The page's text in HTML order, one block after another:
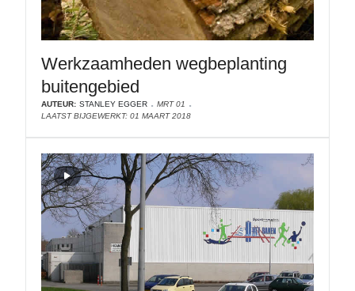
Werkzaamheden wegbeplanting
buitengebied
AUTEUR: STANLEY EGGER
MRT 01
LAATST BIJGEWERKT: 01 MAART 2018